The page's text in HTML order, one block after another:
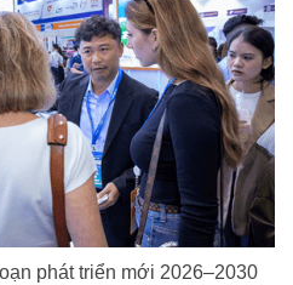
phát triển mới 2026–2030